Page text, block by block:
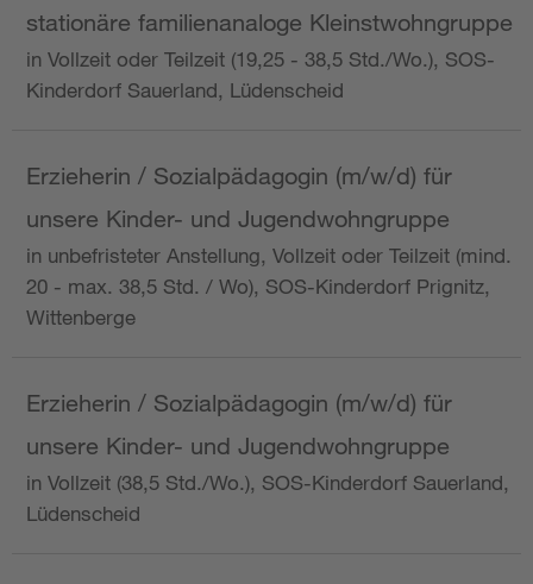
stationäre familienanaloge Kleinstwohngruppe
in Vollzeit oder Teilzeit (19,25 - 38,5 Std./Wo.), SOS-
Kinderdorf Sauerland, Lüdenscheid
Erzieherin / Sozialpädagogin (m/w/d) für
unsere Kinder- und Jugendwohngruppe
in unbefristeter Anstellung, Vollzeit oder Teilzeit (mind.
20 - max. 38,5 Std. / Wo), SOS-Kinderdorf Prignitz,
Wittenberge
Erzieherin / Sozialpädagogin (m/w/d) für
unsere Kinder- und Jugendwohngruppe
in Vollzeit (38,5 Std./Wo.), SOS-Kinderdorf Sauerland,
Lüdenscheid